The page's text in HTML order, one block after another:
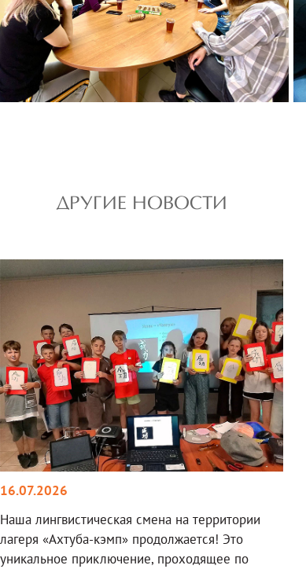
ДРУГИЕ НОВОСТИ
16.07.2026
Наша лингвистическая смена на территории
лагеря «Ахтуба-кэмп» продолжается! Это
уникальное приключение, проходящее по